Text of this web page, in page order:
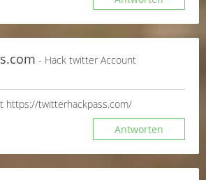
- Hack twitter Account
https://twitterhackpass.com/
Antworten